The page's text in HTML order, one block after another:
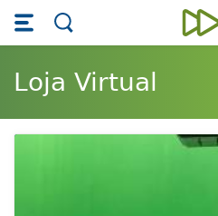
Skip main navigation
Skip to main content
Loja Virtual